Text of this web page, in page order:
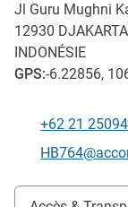
Jl Guru Mughni
12930
INDONÉSIE
GPS:-6.22856,
Téléphone
+62 21
Email de
Accès et